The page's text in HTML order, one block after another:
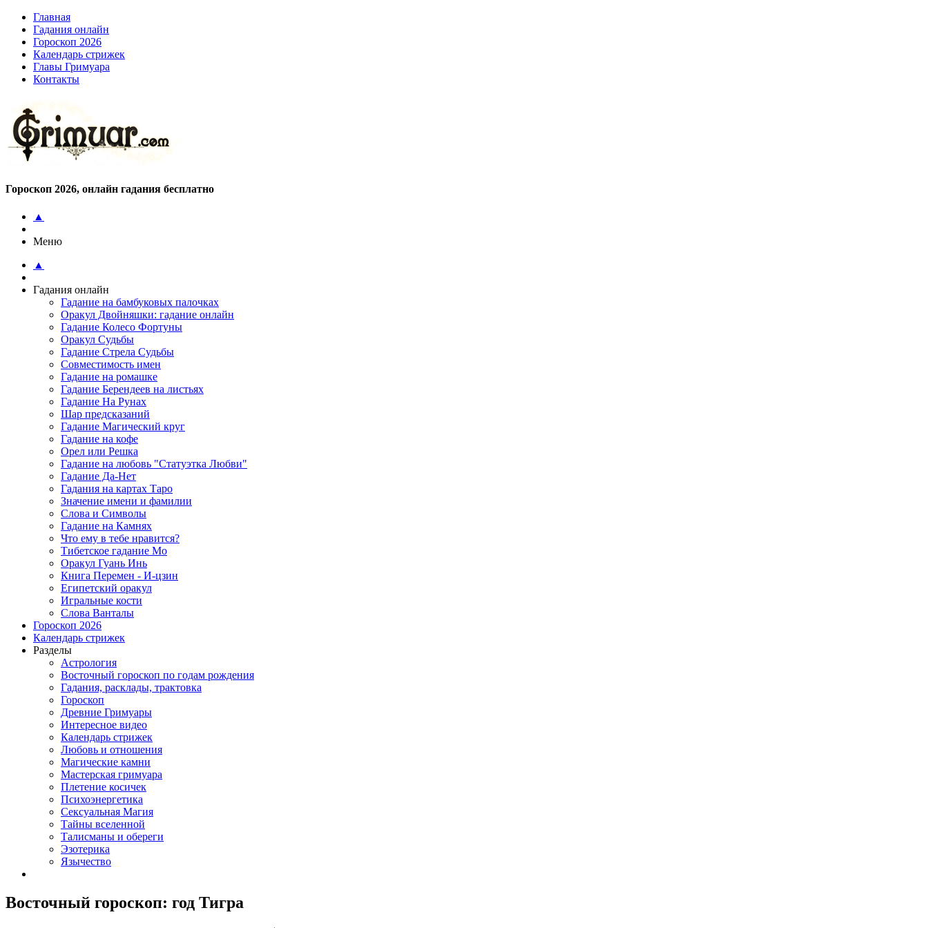
Главная
Гадания онлайн
Гороскоп 2026
Календарь стрижек
Главы Гримуара
Контакты
Гороскоп 2026, онлайн гадания бесплатно
▲
Меню
▲
Гадания онлайн
Гадание на бамбуковых палочках
Оракул Двойняшки: гадание онлайн
Гадание Колесо Фортуны
Оракул Судьбы
Гадание Стрела Судьбы
Совместимость имен
Гадание на ромашке
Гадание Берендеев на листьях
Гадание На Рунах
Шар предсказаний
Гадание Магический круг
Гадание на кофе
Орел или Решка
Гадание на любовь "Статуэтка Любви"
Гадание Да-Нет
Гадания на картах Таро
Значение имени и фамилии
Слова и Символы
Гадание на Камнях
Что ему в тебе нравится?
Тибетское гадание Мо
Оракул Гуань Инь
Книга Перемен - И-цзин
Египетский оракул
Игральные кости
Слова Ванталы
Гороскоп 2026
Календарь стрижек
Разделы
Астрология
Восточный гороскоп по годам рождения
Гадания, расклады, трактовка
Гороскоп
Древние Гримуары
Интересное видео
Календарь стрижек
Любовь и отношения
Магические камни
Мастерская гримуара
Плетение косичек
Психоэнергетика
Сексуальная Магия
Тайны вселенной
Талисманы и обереги
Эзотерика
Язычество
Восточный гороскоп: год Тигра